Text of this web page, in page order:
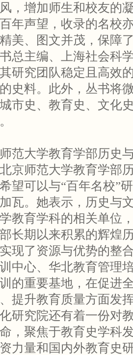
，增加师生和校友的
年声望，收录的名校
美、图文并茂，保障
总主编、上海社会科
研究团队稳定且高效
史料。此外，丛书将
市史、教育史、文化
范大学教育学部历史
京师范大学教育学部
望可以与“百年名校”
瓦。她表示，历史与
教育学科的相关单位
长期以来积累的辉煌
现了资源与优势的整
中心、华北教育管理
的重要基地，在促进
提升教育质量方面发
研究院还有着一份对
，聚焦于教育史学科
力量和国内外教育史